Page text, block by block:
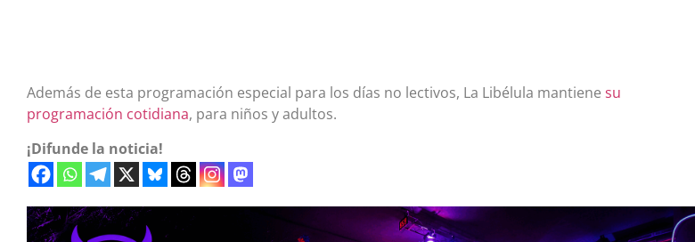
Además de esta programación especial para los días no lectivos, La Libélula mantiene su
programación cotidiana, para niños y adultos.
¡Difunde la noticia!